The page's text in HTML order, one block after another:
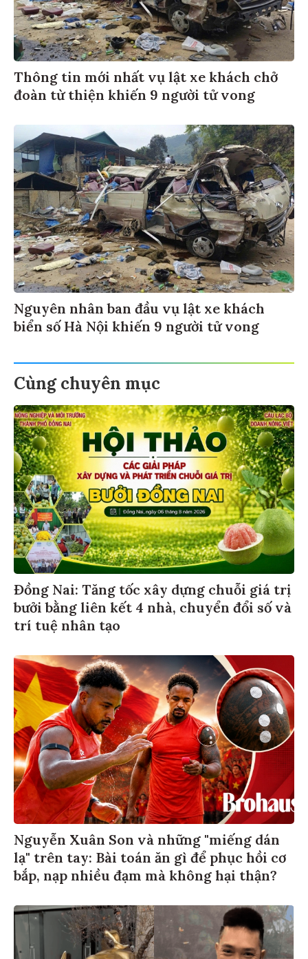
Thông tin mới nhất vụ lật xe khách chở
đoàn từ thiện khiến 9 người tử vong
Nguyên nhân ban đầu vụ lật xe khách
biển số Hà Nội khiến 9 người tử vong
Cùng chuyên mục
Đồng Nai: Tăng tốc xây dựng chuỗi giá trị
bưởi bằng liên kết 4 nhà, chuyển đổi số và
trí tuệ nhân tạo
Nguyễn Xuân Son và những "miếng dán
lạ" trên tay: Bài toán ăn gì để phục hồi cơ
bắp, nạp nhiều đạm mà không hại thận?